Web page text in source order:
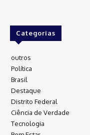
Categorias
outros
Política
Brasil
Destaque
Distrito Federal
Ciência de Verdade
Tecnologia